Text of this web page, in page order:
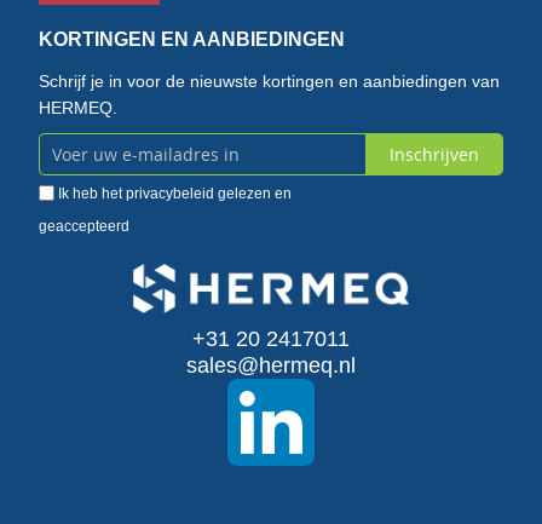
KORTINGEN EN AANBIEDINGEN
Schrijf je in voor de nieuwste kortingen en aanbiedingen van
HERMEQ.
Abonneer
u
Inschrijven
Ik heb hetprivacybeleid gelezen en
geaccepteerd
+31 20 2417011
sales@hermeq.nl